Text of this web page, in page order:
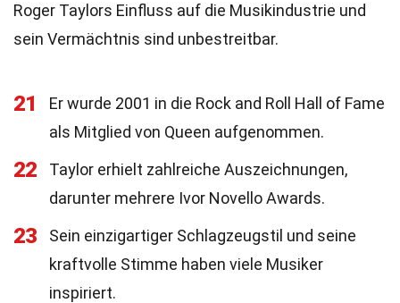
Roger Taylors Einfluss auf die Musikindustrie und
sein Vermächtnis sind unbestreitbar.
21
Er wurde 2001 in die Rock and Roll Hall of Fame
als Mitglied von Queen aufgenommen.
22
Taylor erhielt zahlreiche Auszeichnungen,
darunter mehrere Ivor Novello Awards.
23
Sein einzigartiger Schlagzeugstil und seine
kraftvolle Stimme haben viele Musiker
inspiriert.